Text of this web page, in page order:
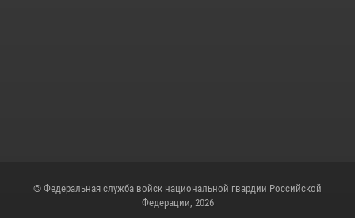
© Федеральная служба войск национальной гвардии Российской
Федерации, 2026